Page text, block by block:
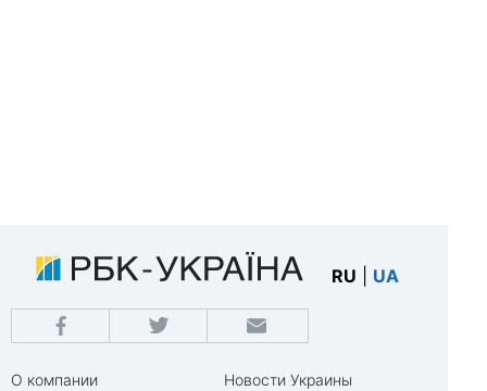
RU UA
О компании
Новости Украины